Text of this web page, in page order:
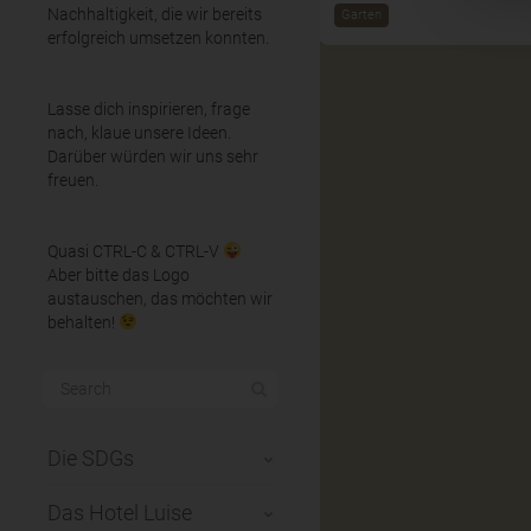
Nachhaltigkeit, die wir bereits
erfolgreich umsetzen konnten.
Lasse dich inspirieren, frage
nach, klaue unsere Ideen.
Darüber würden wir uns sehr
freuen.
Quasi CTRL-C & CTRL-V
Aber bitte das Logo
austauschen, das möchten wir
behalten!
Die SDGs
Das Hotel Luise
Garten